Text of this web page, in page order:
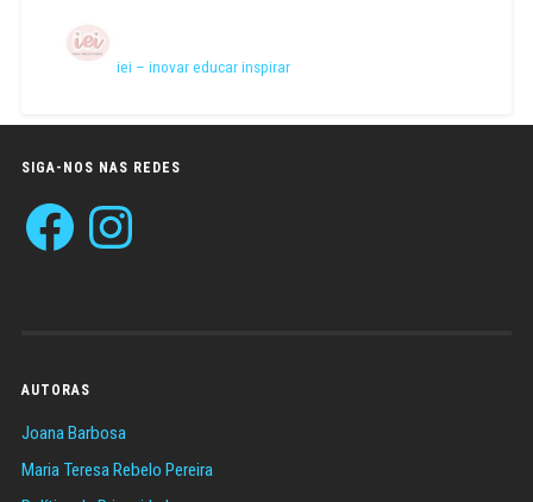
iei – inovar educar inspirar
SIGA-NOS NAS REDES
Facebook Instagram
AUTORAS
Joana Barbosa
Maria Teresa Rebelo Pereira